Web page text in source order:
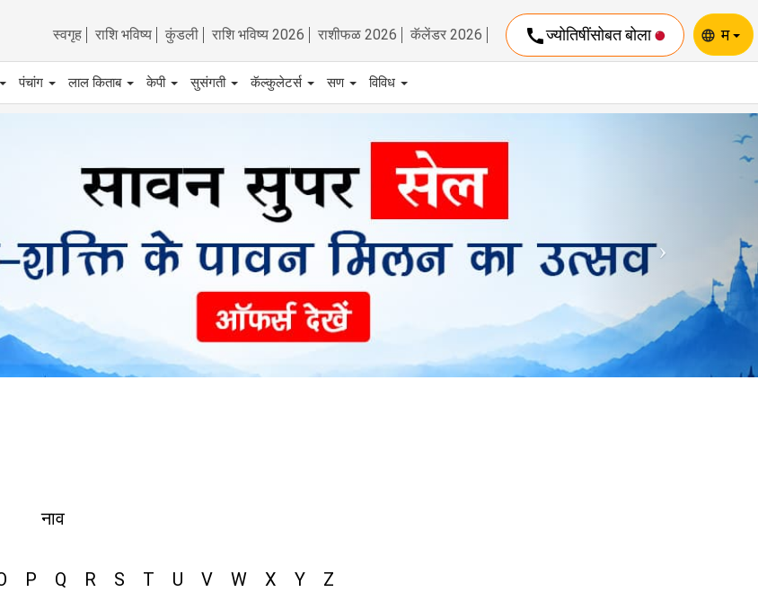
स्वगृह राशि भविष्य कुंडली राशि भविष्य 2026 राशीफळ 2026 कॅलेंडर 2026 callज्योतिषींसोबत बोला language म
पंचांग लाल किताब केपी सुसंगती कॅल्कुलेटर्स सण विविध
नाव
P Q R S T U V W X Y Z